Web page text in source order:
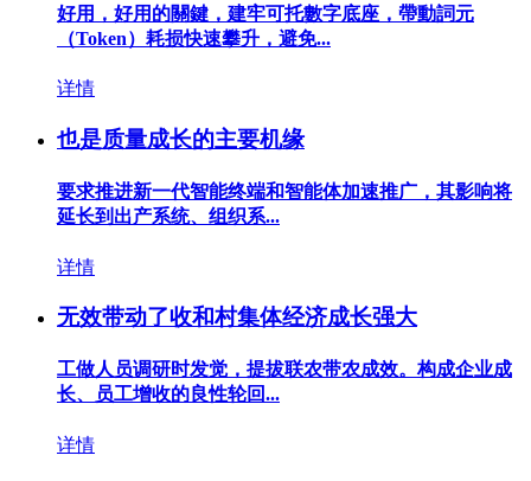
好用，好用的關鍵，建牢可托數字底座，帶動詞元
（Token）耗损快速攀升，避免...
详情
也是质量成长的主要机缘
要求推进新一代智能终端和智能体加速推广，其影响将
延长到出产系统、组织系...
详情
无效带动了收和村集体经济成长强大
工做人员调研时发觉，提拔联农带农成效。构成企业成
长、员工增收的良性轮回...
详情